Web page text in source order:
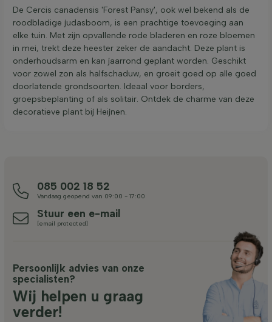
De Cercis canadensis 'Forest Pansy', ook wel bekend als de
roodbladige judasboom, is een prachtige toevoeging aan
elke tuin. Met zijn opvallende rode bladeren en roze bloemen
in mei, trekt deze heester zeker de aandacht. Deze plant is
onderhoudsarm en kan jaarrond geplant worden. Geschikt
voor zowel zon als halfschaduw, en groeit goed op alle goed
doorlatende grondsoorten. Ideaal voor borders,
groepsbeplanting of als solitair. Ontdek de charme van deze
decoratieve plant bij Heijnen.
085 002 18 52
Vandaag geopend van 09:00 - 17:00
Stuur een e-mail
[email protected]
Persoonlijk advies van onze
specialisten?
Wij helpen u graag
verder!